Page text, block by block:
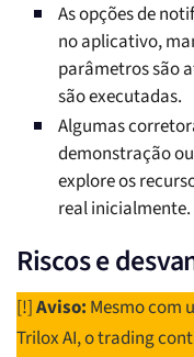
As opções de
no aplicativo,
parâmetros são
são executadas.
Algumas
demonstração
explore os
real inicialmente.
Riscos e
[!]Aviso: Mesmo com
Trilox AI, o trading